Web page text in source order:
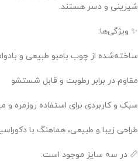
شیرینی و دسر هستند.
✨ ویژگی‌ها:
ساخته‌شده از چوب بامبو طبیعی و
مقاوم در برابر رطوبت و قابل شستشو
سبک و کاربردی برای استفاده روزمره و
طراحی زیبا و طبیعی، هماهنگ با
📏 در سه سایز موجود است: